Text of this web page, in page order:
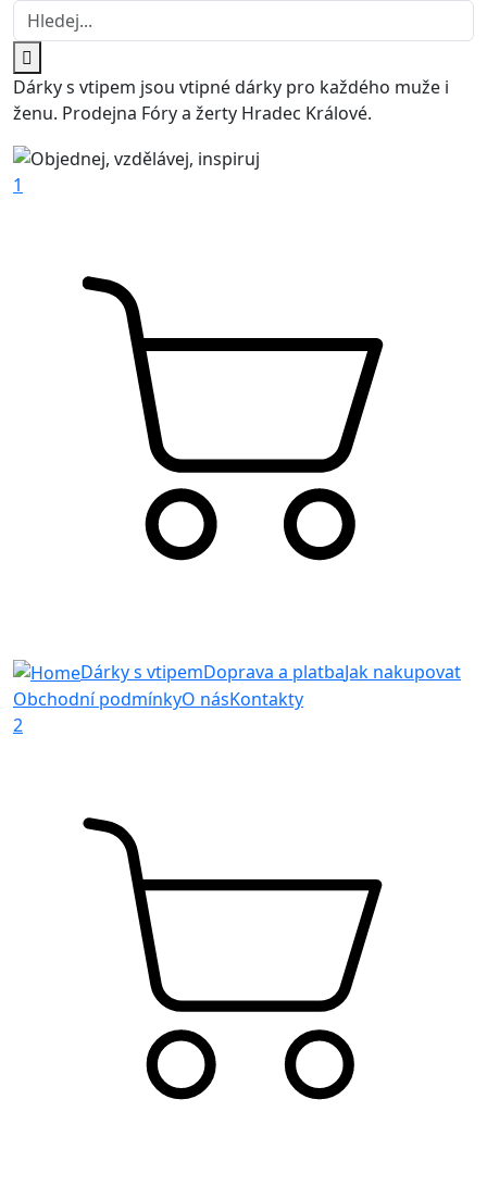
Dárky s vtipem jsou vtipné dárky pro každého muže i
ženu. Prodejna Fóry a žerty Hradec Králové.
1
Dárky s vtipemDoprava a platbaJak nakupovat
Obchodní podmínkyO násKontakty
2